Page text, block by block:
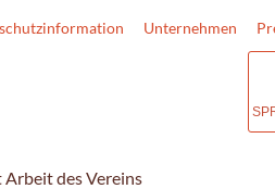
Unternehmen
des Vereins